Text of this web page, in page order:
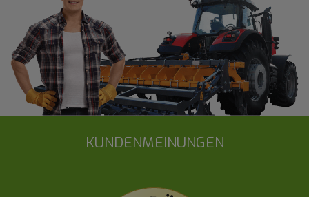
KUNDENMEINUNGEN